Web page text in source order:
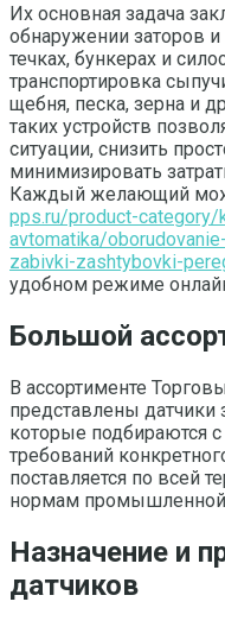
Их основная задача
обнаружении заторов
течках, бункерах и
транспортировка
щебня, песка, зерна и
таких устройств
ситуации, снизить
минимизировать
Каждый желающий
pps.ru/product-category/
avtomatika/
zabivki-zashtybovki-
удобном режиме
Большой
В ассортименте
представлены
которые подбираются
требований
поставляется по всей
нормам промышленной
Назначение и
датчиков